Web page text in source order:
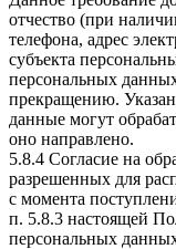
отчество (при
телефона, адрес
субъекта
персональных
прекращению.
данные могут
оно направлено.
5.8.4 Согласие на
разрешенных для
с момента
п. 5.8.3 настоящей
персональных